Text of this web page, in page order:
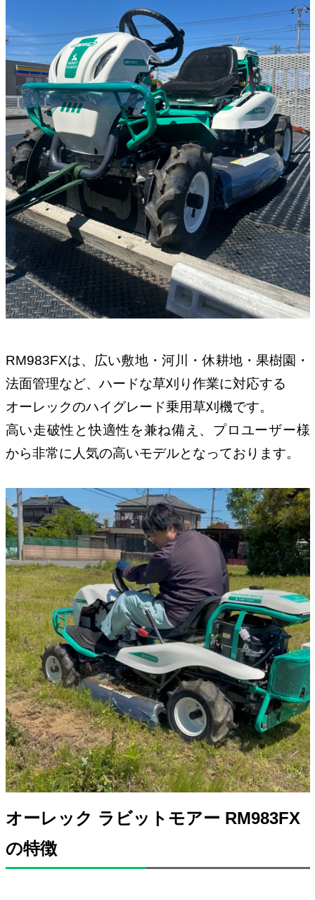
RM983FXは、広い敷地・河川・休耕地・果樹園・
法面管理など、ハードな草刈り作業に対応する
オーレックのハイグレード乗用草刈機です。
高い走破性と快適性を兼ね備え、プロユーザー様
から非常に人気の高いモデルとなっております。
オーレック ラビットモアー RM983FX
の特徴